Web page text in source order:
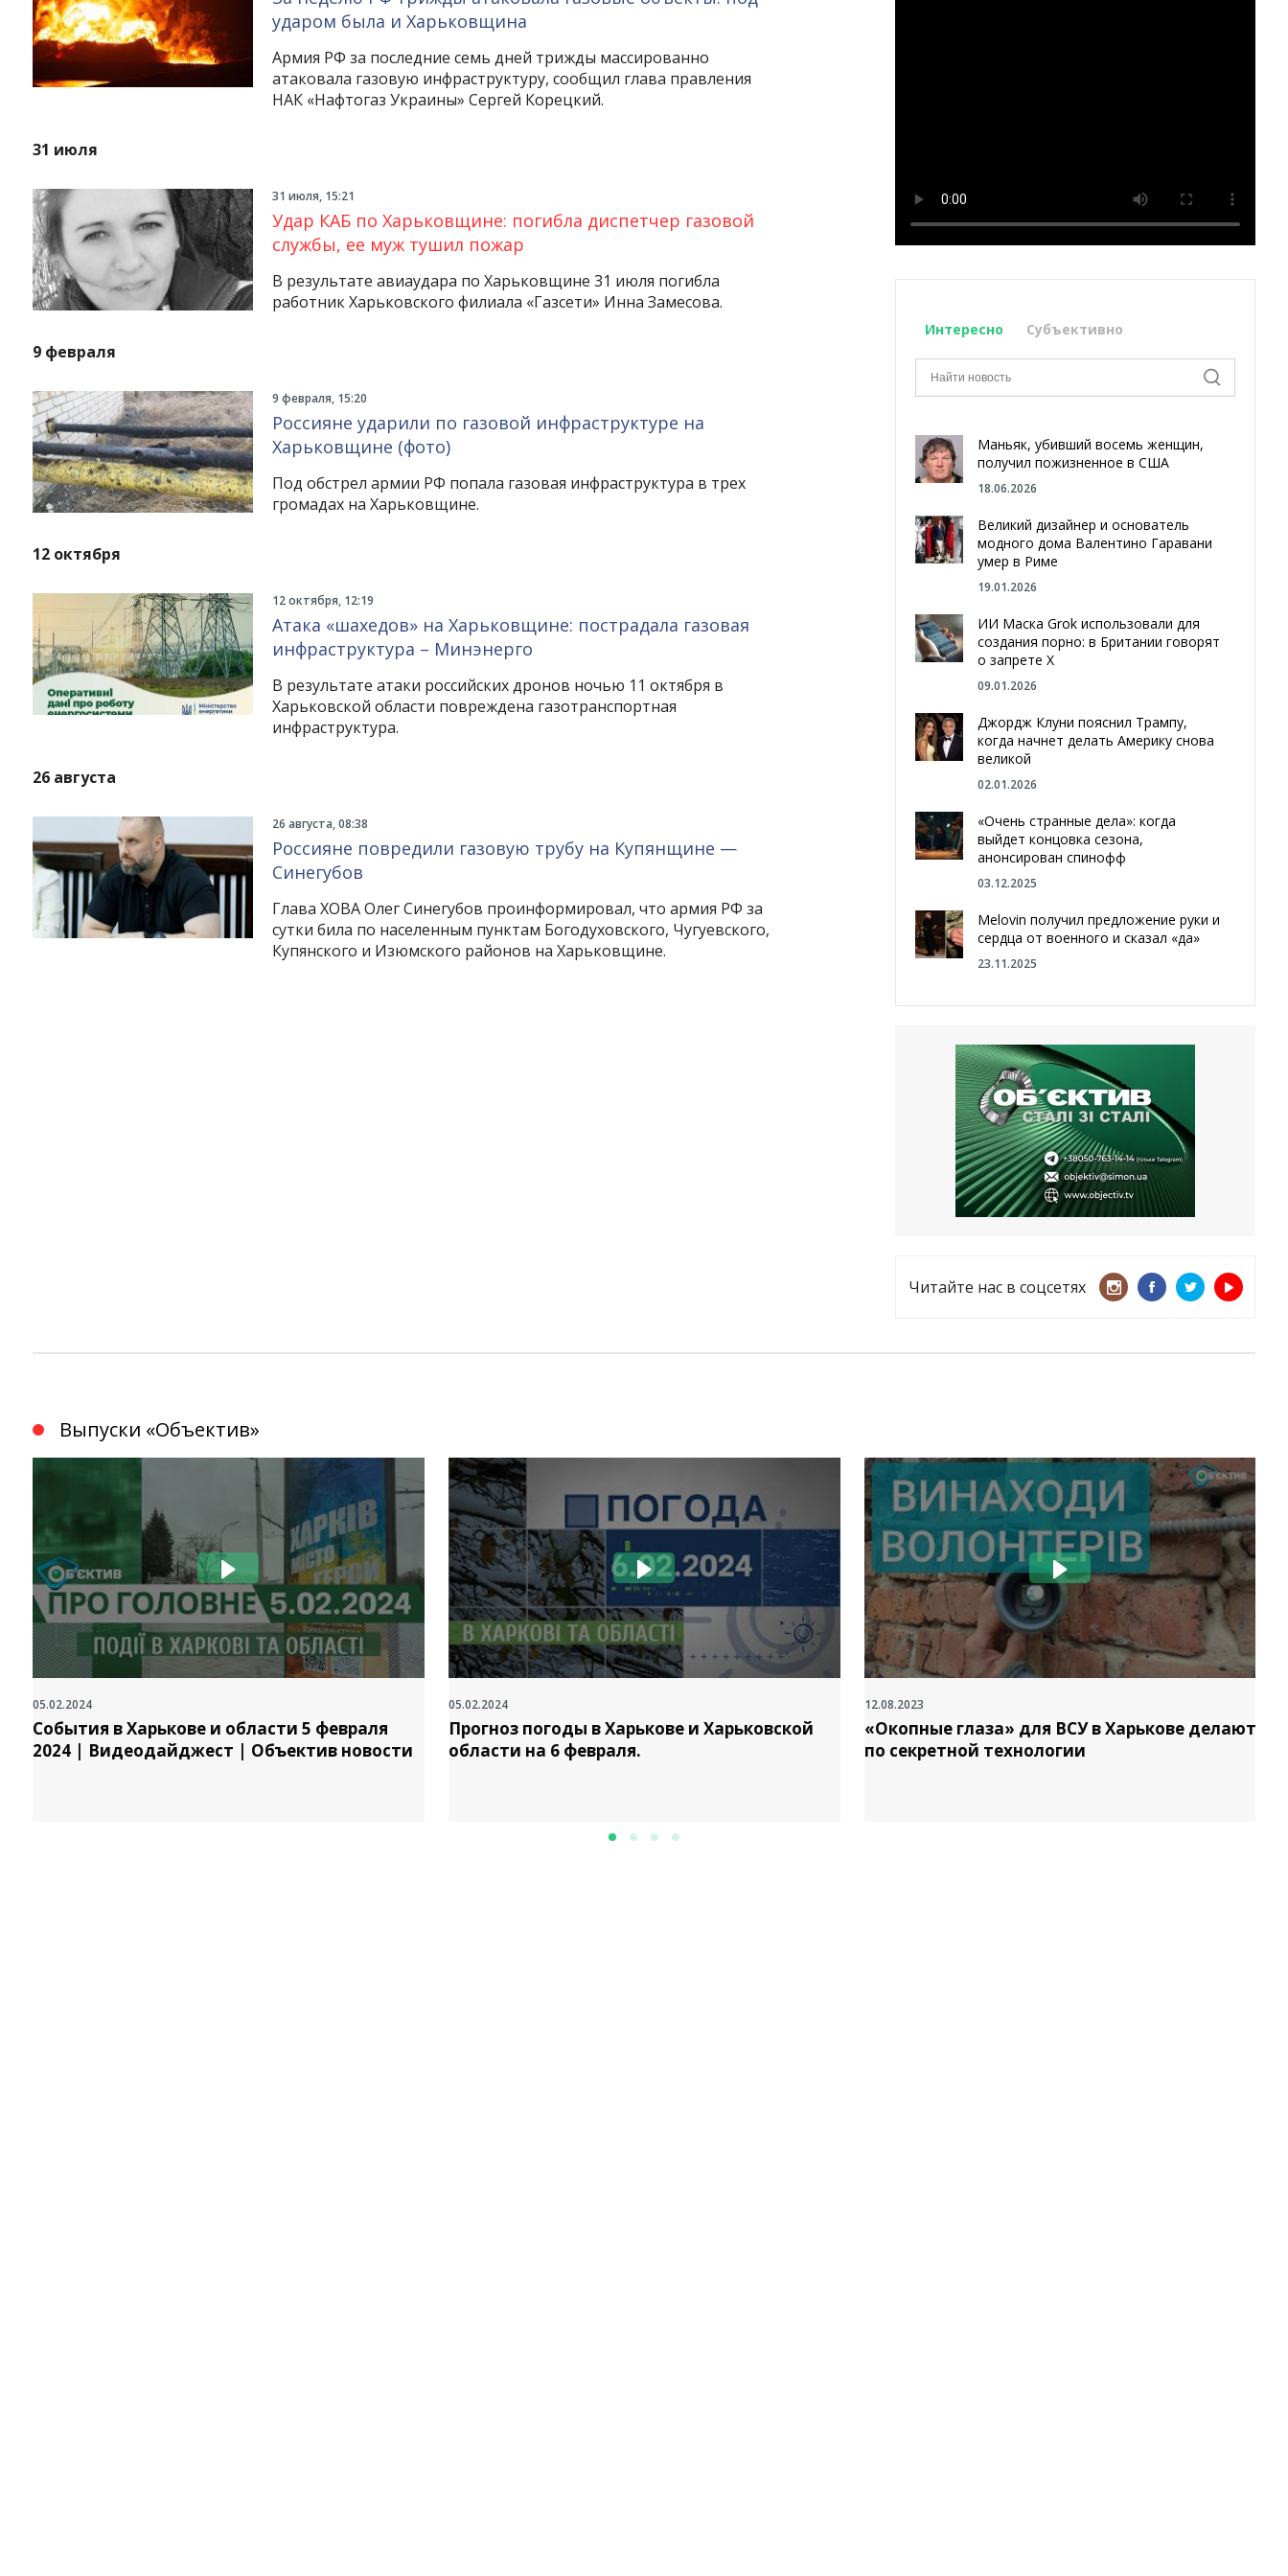
ударом была и Харьковщина
Армия РФ за последние семь дней трижды массированно
атаковала газовую инфраструктуру, сообщил глава правления
НАК «Нафтогаз Украины» Сергей Корецкий.
31 июля
31 июля, 15:21
Удар КАБ по Харьковщине: погибла диспетчер газовой
службы, ее муж тушил пожар
В результате авиаудара по Харьковщине 31 июля погибла
работник Харьковского филиала «Газсети» Инна Замесова.
9 февраля
9 февраля, 15:20
Россияне ударили по газовой инфраструктуре на
Харьковщине (фото)
Под обстрел армии РФ попала газовая инфраструктура в трех
громадах на Харьковщине.
12 октября
12 октября, 12:19
Атака «шахедов» на Харьковщине: пострадала газовая
инфраструктура – Минэнерго
В результате атаки российских дронов ночью 11 октября в
Харьковской области повреждена газотранспортная
инфраструктура.
26 августа
26 августа, 08:38
Россияне повредили газовую трубу на Купянщине —
Синегубов
Глава ХОВА Олег Синегубов проинформировал, что армия РФ за
сутки била по населенным пунктам Богодуховского, Чугуевского,
Купянского и Изюмского районов на Харьковщине.
Интересно Субъективно
Маньяк, убивший восемь женщин,
получил пожизненное в США
18.06.2026
Великий дизайнер и основатель
модного дома Валентино Гаравани
умер в Риме
19.01.2026
ИИ Маска Grok использовали для
создания порно: в Британии говорят
о запрете Х
09.01.2026
Джордж Клуни пояснил Трампу,
когда начнет делать Америку снова
великой
02.01.2026
«Очень странные дела»: когда
выйдет концовка сезона,
анонсирован спинофф
03.12.2025
Melovin получил предложение руки и
сердца от военного и сказал «да»
23.11.2025
23.09.2025
Врачи назвали спрей для носа,
который поможет предотвратить
COVID-19 – CNN
12.09.2025
Читайте нас в соцсетях
Выпуски «Объектив»
05.02.2024
События в Харькове и области 5 февраля
2024 | Видеодайджест | Объектив новости
05.02.2024
Прогноз погоды в Харькове и Харьковской
области на 6 февраля.
12.08.2023
«Окопные глаза» для ВСУ в Харькове делают
по секретной технологии